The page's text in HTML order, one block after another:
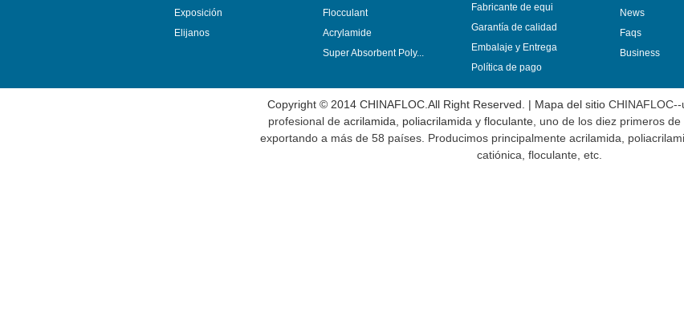
Exposición
Elijanos
Flocculant
Acrylamide
Super Absorbent Poly...
Fabricante de equi
Garantía de calidad
Embalaje y Entrega
Política de pago
News
Faqs
Business
Copyright © 2014 CHINAFLOC.All Right Reserved. | Mapa del sitio
profesional de acrilamida poliacrilamida y floculante , uno de los diez primeros
exportando a más de 58 países. Producimos principalmente acrilamida,
catiónica, floculante, etc.